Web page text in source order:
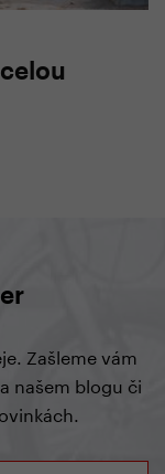
Zašleme vám
našem blogu či